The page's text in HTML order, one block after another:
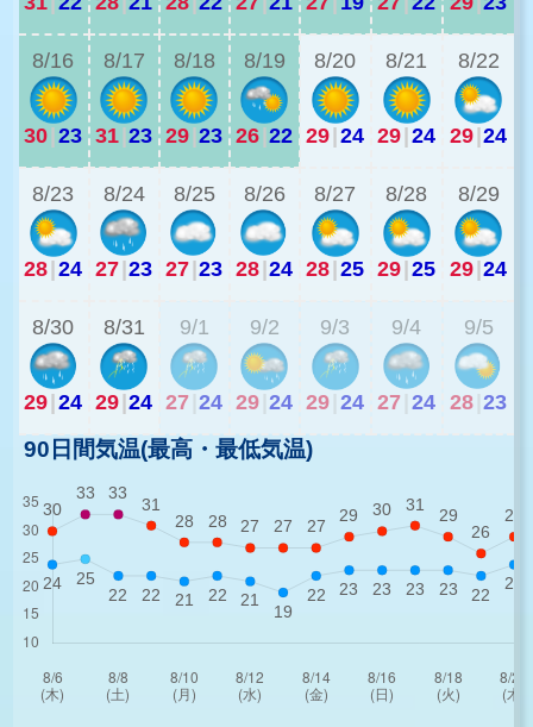
8/16
30|23
8/17
31|23
8/18
29|23
8/19
26|22
8/20
29|24
8/21
29|24
8/22
29|24
8/23
28|24
8/24
27|23
8/25
27|23
8/26
28|24
8/27
28|25
8/28
29|25
8/29
29|24
8/30
29|24
8/31
29|24
9/1
27 24
9/2
29 24
9/3
29 24
9/4
27 24
9/5
28 23
90日間気温(最高・最低気温)